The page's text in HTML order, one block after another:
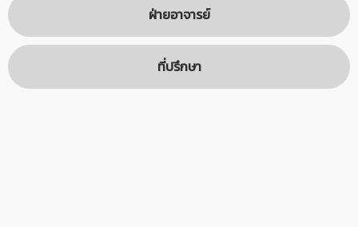
ฝ่ายอาจารย์
ที่ปรึกษา